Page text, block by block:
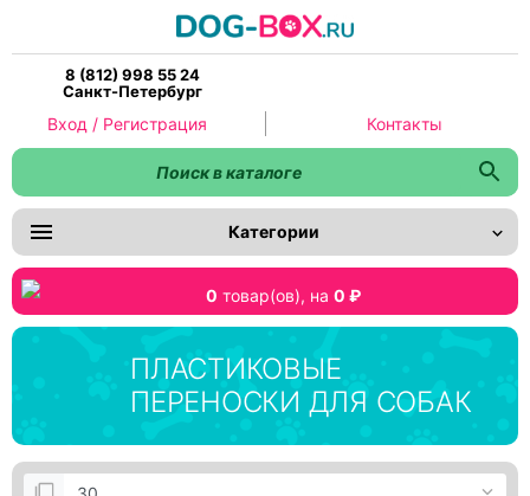
8 (812) 998 55 24
Санкт-Петербург
0 товар(ов), на 0 ₽
Категории
Вход / Регистрация Контакты
ПЛАСТИКОВЫЕ
ПЕРЕНОСКИ ДЛЯ СОБАК